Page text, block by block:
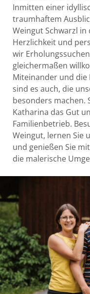
Inmitten einer
traumhaftem
Weingut Schwarzl
Herzlichkeit und
wir
gleichermaßen
Miteinander und die
sind es auch, die
besonders machen.
Katharina das Gut
Familienbetrieb.
Weingut, lernen Sie
und genießen Sie
die malerische